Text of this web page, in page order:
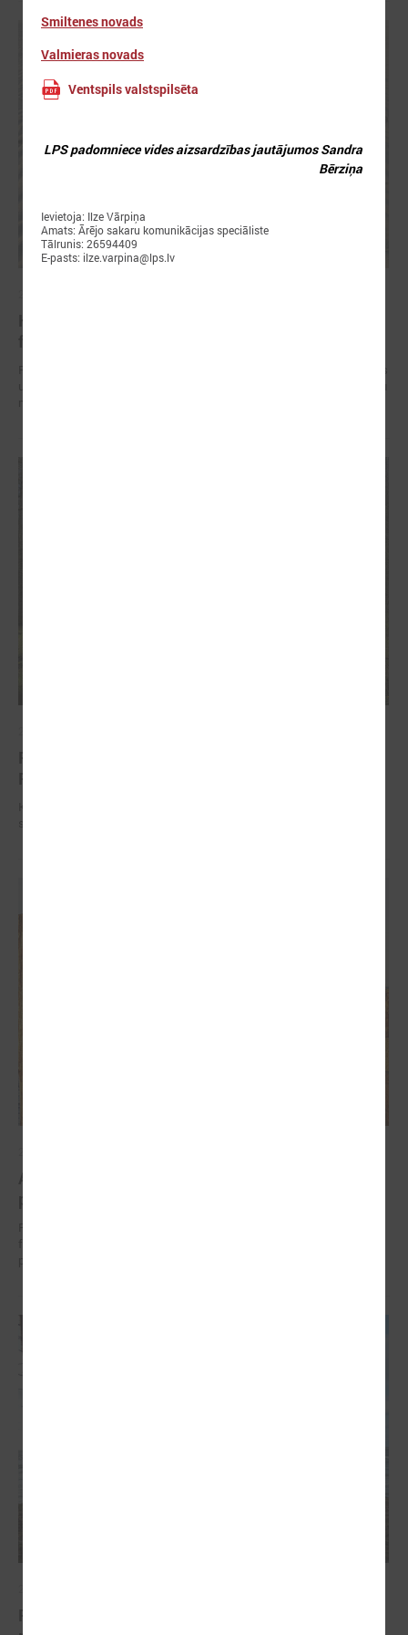
Smiltenes novads
Valmieras novads
Ventspils valstspilsēta
LPS padomniece vides aizsardzības jautājumos Sandra
Bērziņa
Ievietoja: Ilze Vārpiņa
Amats: Ārējo sakaru komunikācijas speciāliste
Tālrunis: 26594409
E-pasts: ilze.varpina@lps.lv